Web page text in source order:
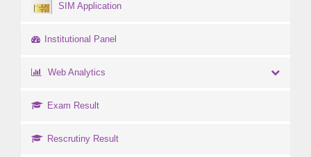
SIM Application
Institutional Panel
Web Analytics
Exam Result
Rescrutiny Result